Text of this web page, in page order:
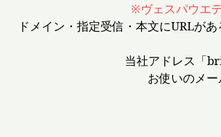
※ヴェスパウエ
ドメイン・指定受信・本文にURLが
当社アドレス「
お使いのメ